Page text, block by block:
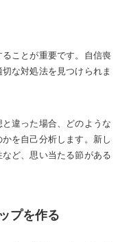
ことが重要です。自信喪
な対処法を見つけられま
違った場合、どのような
を自己分析します。新し
ど、思い当たる節がある
プを作る